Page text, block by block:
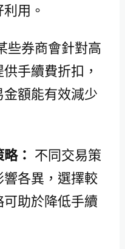
用。
些券商會針對高
手續費折扣，
額能有效減少
： 不同交易策
各異，選擇較
助於降低手續